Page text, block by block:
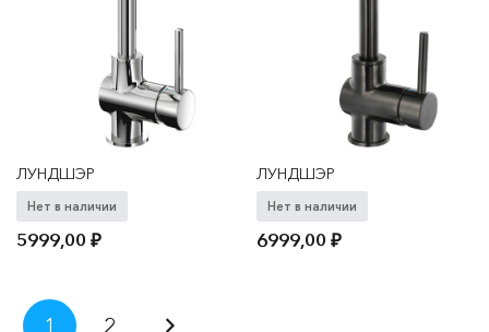
ЛУНДШЭР
Нет в наличии
5999,00₽
ЛУНДШЭР
Нет в наличии
6999,00₽
Пагинация
1 2